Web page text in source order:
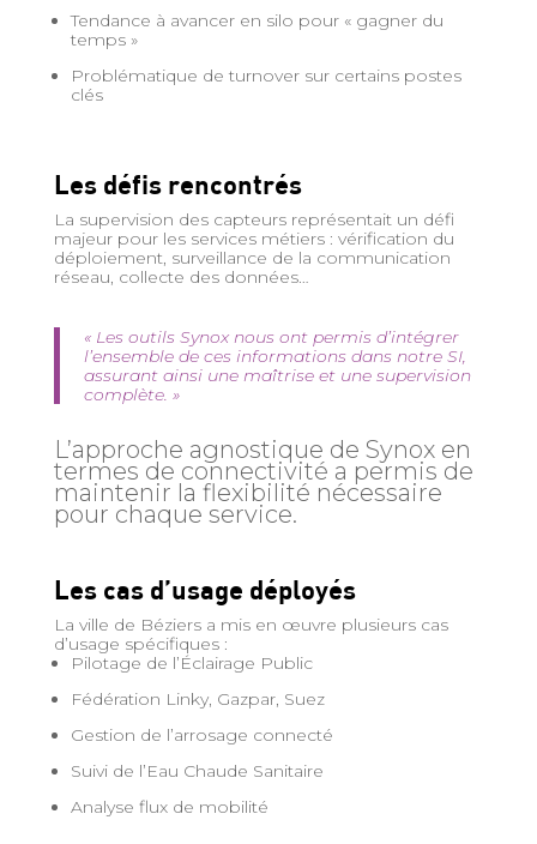
Tendance à avancer en silo pour « gagner du
temps »
Problématique de turnover sur certains postes
clés
Les défis rencontrés
La supervision des capteurs représentait un défi
majeur pour les services métiers : vérification du
déploiement, surveillance de la communication
réseau, collecte des données…
« Les outils Synox nous ont permis d’intégrer
l’ensemble de ces informations dans notre SI,
assurant ainsi une maîtrise et une supervision
complète. »
L’approche agnostique de Synox en
termes de connectivité a permis de
maintenir la flexibilité nécessaire
pour chaque service.
Les cas d’usage déployés
La ville de Béziers a mis en œuvre plusieurs cas
d’usage spécifiques :
Pilotage de l’Éclairage Public
Fédération Linky, Gazpar, Suez
Gestion de l’arrosage connecté
Suivi de l’Eau Chaude Sanitaire
Analyse flux de mobilité